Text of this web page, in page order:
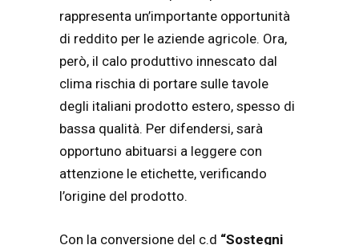
rappresenta un’importante opportunità
di reddito per le aziende agricole. Ora,
però, il calo produttivo innescato dal
clima rischia di portare sulle tavole
degli italiani prodotto estero, spesso di
bassa qualità. Per difendersi, sarà
opportuno abituarsi a leggere con
attenzione le etichette, verificando
l’origine del prodotto.
Con la conversione del c.d “Sostegni